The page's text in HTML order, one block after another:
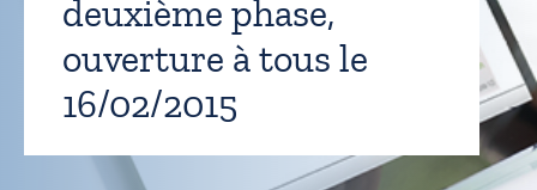
deuxième phase,
ouverture à tous le
16/02/2015